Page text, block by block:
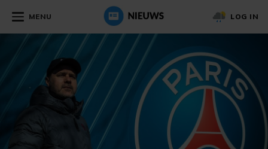
MENU LOG IN